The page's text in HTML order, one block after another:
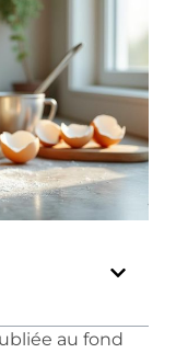
au fond